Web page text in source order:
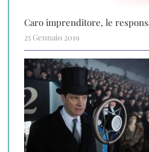
Caro imprenditore, le
25 Gennaio 2019